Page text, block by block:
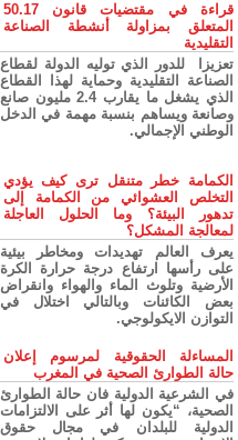
قراءة في مقتضيات قانون 50.17
المتعلق بمزاولة أنشطة الصناعة
التقليدية
تعزيزا للدور الذي توليه الدولة لقطاع
الصناعة التقليدية وحماية لهذا القطاع
الذي يشغل ما يقارب 2.4 مليون صانع
وصانعة ويساهم بنسبة مهمة في الدخل
الوطني الإجمالي.
الكمامة خطر متنقل ترى كيف يؤدي
التخلص العشوائي من الكمامة إلى
تدهور البيئة؟ وما الحلول العاجلة
لمعالجة المشكل؟
يعرف العالم تهديدات ومخاطر بيئية
على رأسها ارتفاع درجة حرارة الكرة
الأرضية وتلوث الماء والهواء وانقراض
بعض الكائنات وبالتالي اختلال في
التوازن الايكولوجي.
المساءلة الحقوقية لمرسوم إعلان
حالة الطوارئ الصحية في المغرب
في الشرعية الدولية فان حالة الطوارئ
الصحية، “يكون لها أثر على الالتزامات
الدولية للبلدان في مجال حقوق